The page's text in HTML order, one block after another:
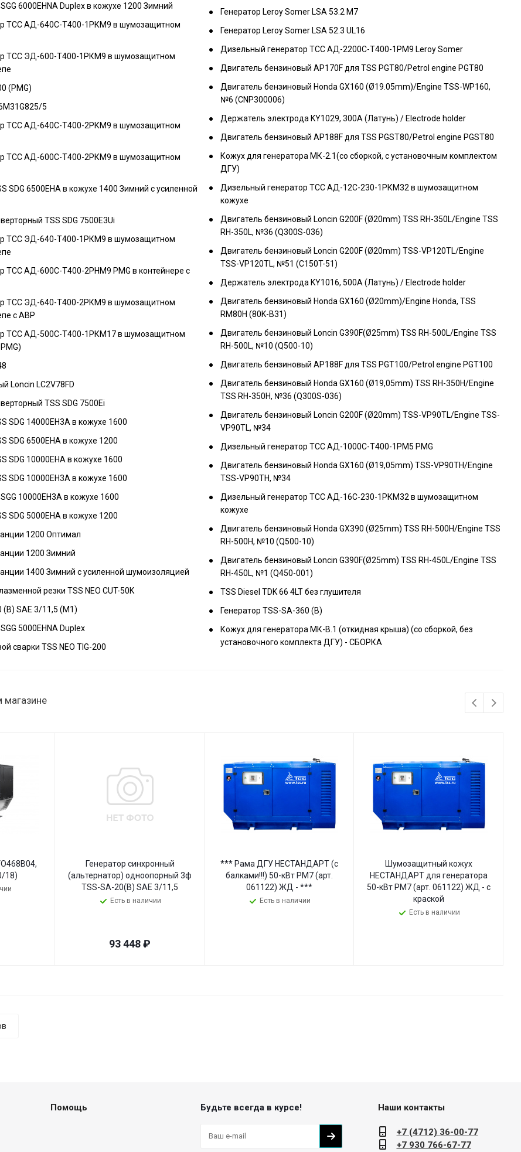
6000EHNA Duplex в кожухе 1200 Зимний
ТСС АД-640С-Т400-1РКМ9 в шумозащитном
ТСС ЭД-600-Т400-1РКМ9 в шумозащитном
(PMG)
5
ТСС АД-640С-Т400-2РКМ9 в шумозащитном
ТСС АД-600С-Т400-2РКМ9 в шумозащитном
SDG 6500EHA в кожухе 1400 Зимний с усиленной
TSS SDG 7500E3Ui
ТСС ЭД-640-Т400-1РКМ9 в шумозащитном
ТСС АД-600С-Т400-2РНМ9 PMG в контейнере с
ТСС ЭД-640-Т400-2РКМ9 в шумозащитном
с АВР
ТСС АД-500С-Т400-1РКМ17 в шумозащитном
Loncin LC2V78FD
TSS SDG 7500Ei
SDG 14000EH3A в кожухе 1600
SDG 6500EHA в кожухе 1200
SDG 10000EHА в кожухе 1600
SDG 10000EH3A в кожухе 1600
10000EH3A в кожухе 1600
SDG 5000EHA в кожухе 1200
1200 Оптимал
1200 Зимний
1400 Зимний с усиленной шумоизоляцией
резки TSS NEO CUT-50K
(B) SAE 3/11,5 (М1)
5000EHNA Duplex
сварки TSS NEO TIG-200
Генератор Leroy Somer LSA 53.2 M7
Генератор Leroy Somer LSA 52.3 UL16
Дизельный генератор ТСС АД-2200С-Т400-1РМ9 Leroy Somer
Двигатель бензиновый AP170F для TSS PGT80/Petrol engine PGT80
Двигатель бензиновый Honda GX160 (Ø19.05mm)/Engine TSS-WP160,
№6 (CNP300006)
Держатель электрода KY1029, 300А (Латунь) / Electrode holder
Двигатель бензиновый AP188F для TSS PGST80/Petrol engine PGST80
Кожух для генератора МК-2.1(со сборкой, с установочным комплектом
ДГУ)
Дизельный генератор ТСС АД-12С-230-1РКМ32 в шумозащитном
кожухе
Двигатель бензиновый Loncin G200F (Ø20mm) TSS RH-350L/Engine TSS
RH-350L, №36 (Q300S-036)
Двигатель бензиновый Loncin G200F (Ø20mm) TSS-VP120TL/Engine
TSS-VP120TL, №51 (C150T-51)
Держатель электрода KY1016, 500А (Латунь) / Electrode holder
Двигатель бензиновый Honda GX160 (Ø20mm)/Engine Honda, TSS
RM80H (80K-B31)
Двигатель бензиновый Loncin G390F(Ø25mm) TSS RH-500L/Engine TSS
RH-500L, №10 (Q500-10)
Двигатель бензиновый AP188F для TSS PGT100/Petrol engine PGT100
Двигатель бензиновый Honda GX160 (Ø19,05mm) TSS RH-350H/Engine
TSS RH-350H, №36 (Q300S-036)
Двигатель бензиновый Loncin G200F (Ø20mm) TSS-VP90TL/Engine TSS-
VP90TL, №34
Дизельный генератор ТСС АД-1000С-Т400-1РМ5 PMG
Двигатель бензиновый Honda GX160 (Ø19,05mm) TSS-VP90TH/Engine
TSS-VP90TH, №34
Дизельный генератор ТСС АД-16С-230-1РКМ32 в шумозащитном
кожухе
Двигатель бензиновый Honda GX390 (Ø25mm) TSS RH-500H/Engine TSS
RH-500H, №10 (Q500-10)
Двигатель бензиновый Loncin G390F(Ø25mm) TSS RH-450L/Engine TSS
RH-450L, №1 (Q450-001)
TSS Diesel TDK 66 4LT без глушителя
Генератор TSS-SA-360 (B)
Кожух для генератора МК-В.1 (откидная крыша) (со сборкой, без
установочного комплекта ДГУ) - СБОРКА
18)
Генератор синхронный
(альтернатор) одноопорный 3ф
TSS-SA-20(B) SAE 3/11,5
Есть в наличии
93 448₽
*** Рама ДГУ НЕСТАНДАРТ (с
балками!!!) 50-кВт РМ7 (арт.
061122) ЖД - ***
Есть в наличии
Шумозащитный кожух
НЕСТАНДАРТ для генератора
50-кВт РМ7 (арт. 061122) ЖД - с
краской
Есть в наличии
Помощь Будьте всегда в курсе! Наши контакты
+7 (4712) 36-00-77
+7 930 766-67-77